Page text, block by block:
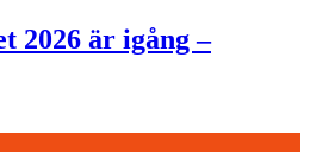
2026 är igång –